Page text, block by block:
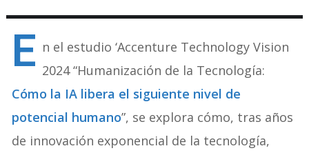
E n el estudio ‘Accenture Technology Vision
2024 “Humanización de la Tecnología:
Cómo la IA libera el siguiente nivel de
potencial humano”, se explora cómo, tras años
de innovación exponencial de la tecnología,